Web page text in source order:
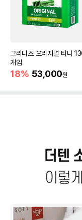
그리니즈 오리지널 티니
개입
18% 53,000원